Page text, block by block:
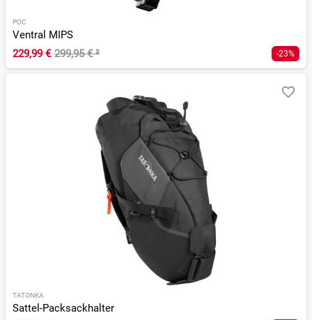
POC
Ventral MIPS
229,99 € 299,95 €² -23%
TATONKA
Sattel-Packsackhalter